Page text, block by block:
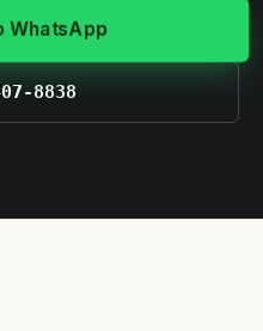
WhatsApp
8838